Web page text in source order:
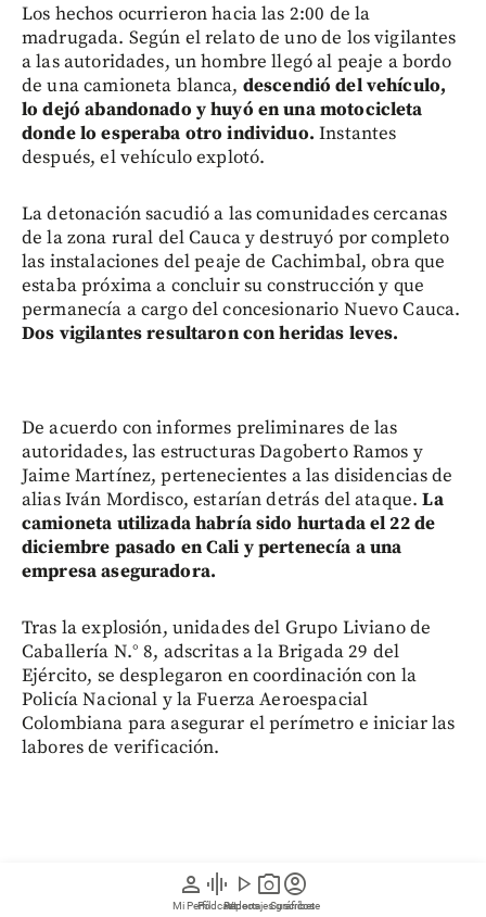
person
Mi Perfil
graphic_eq
Pódcast
play_arrow
Videos
photo_camera
Reportajes gráficos
account_circle
Suscríbete
Los hechos ocurrieron hacia las 2:00 de la
madrugada. Según el relato de uno de los vigilantes
a las autoridades, un hombre llegó al peaje a bordo
de una camioneta blanca, descendió del vehículo,
lo dejó abandonado y huyó en una motocicleta
donde lo esperaba otro individuo. Instantes
después, el vehículo explotó.
La detonación sacudió a las comunidades cercanas
de la zona rural del Cauca y destruyó por completo
las instalaciones del peaje de Cachimbal, obra que
estaba próxima a concluir su construcción y que
permanecía a cargo del concesionario Nuevo Cauca.
Dos vigilantes resultaron con heridas leves.
De acuerdo con informes preliminares de las
autoridades, las estructuras Dagoberto Ramos y
Jaime Martínez, pertenecientes a las disidencias de
alias Iván Mordisco, estarían detrás del ataque. La
camioneta utilizada habría sido hurtada el 22 de
diciembre pasado en Cali y pertenecía a una
empresa aseguradora.
Tras la explosión, unidades del Grupo Liviano de
Caballería N.° 8, adscritas a la Brigada 29 del
Ejército, se desplegaron en coordinación con la
Policía Nacional y la Fuerza Aeroespacial
Colombiana para asegurar el perímetro e iniciar las
labores de verificación.